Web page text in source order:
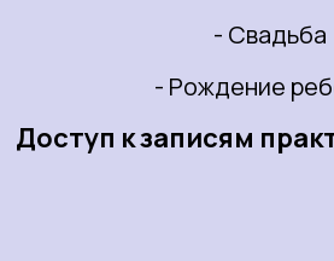
- Свадьба
- Рождение
Доступ к записям